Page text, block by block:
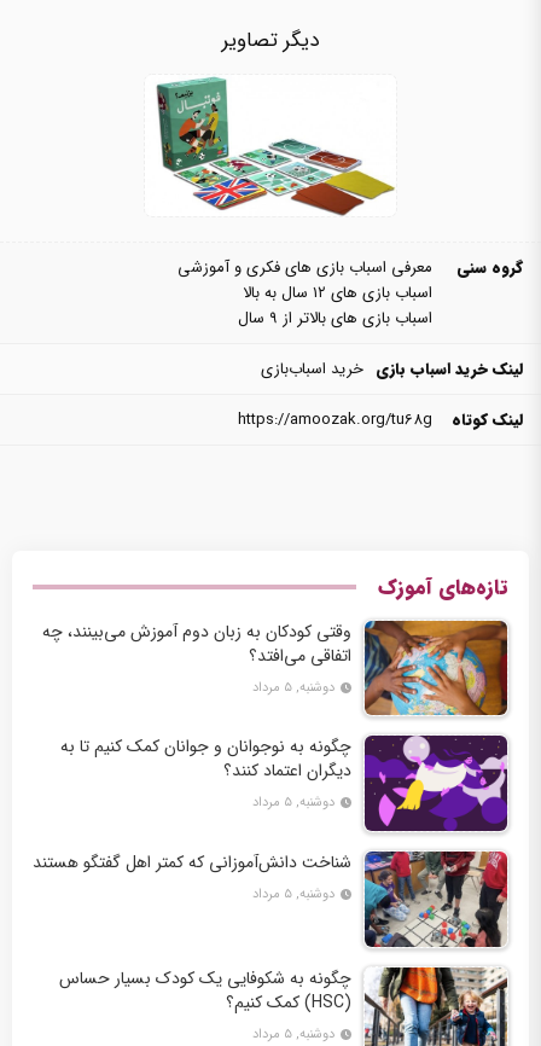
دیگر تصاویر
گروه سنی
معرفی اسباب بازی های فکری و آموزشی
اسباب بازی های ۱۲ سال به بالا
اسباب بازی های بالاتر از ۹ سال
لینک خرید اسباب بازی خرید اسباب‌بازی
لینک کوتاه
https://amoozak.org/tu68g
تازه‌های آموزک
وقتی کودکان به زبان دوم آموزش می‌بینند، چه
اتفاقی می‌افتد؟
دوشنبه, ۵ مرداد
چگونه به نوجوانان و جوانان کمک کنیم تا به
دیگران اعتماد کنند؟
دوشنبه, ۵ مرداد
شناخت دانش‌آموزانی که کمتر اهل گفتگو هستند
دوشنبه, ۵ مرداد
چگونه به شکوفایی یک کودک بسیار حساس
(HSC) کمک کنیم؟
دوشنبه, ۵ مرداد